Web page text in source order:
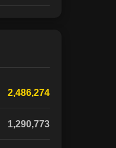
2,486,274
1,290,773